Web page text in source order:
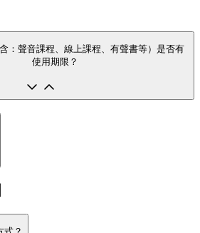
：聲音課程、線上課程、有聲書等）是否有
使用期限？